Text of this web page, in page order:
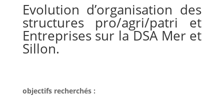
Evolution d’organisation des
structures pro/agri/patri et
Entreprises sur la DSA Mer et
Sillon.
objectifs recherchés :